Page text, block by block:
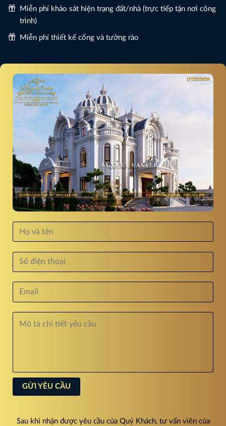
Miễn phí khảo sát hiện trạng đất/nhà (trực tiếp tận nơi công
trình)
Miễn phí thiết kế cổng và tường rào
Sau khi nhận được yêu cầu của Quý Khách, tư vấn viên của